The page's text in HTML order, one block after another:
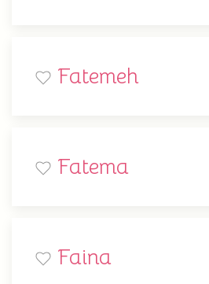
Fatemeh
Fatema
Faina